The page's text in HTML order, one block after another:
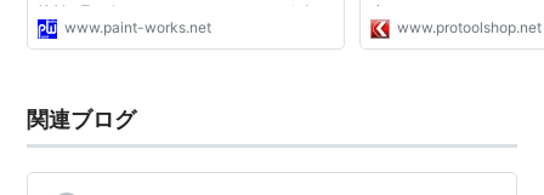
塗料も取り扱っています。・・・・・★色の
オーダーメイド（調色配合サービス）を承り
www.paint-works.net
度クリヤ
www.protoolshop.net
関連ブログ